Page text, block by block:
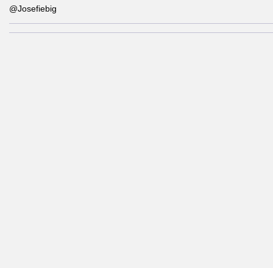
@Josefiebig